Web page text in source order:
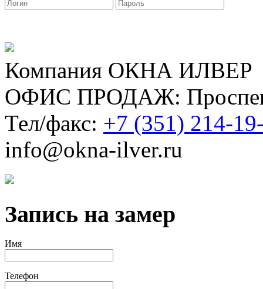
Компания ОКНА ИЛВЕР
ОФИС ПРОДАЖ:
Тел/факс: +7 (351) 214-
info@okna-ilver.ru
Запись на замер
Имя
Телефон